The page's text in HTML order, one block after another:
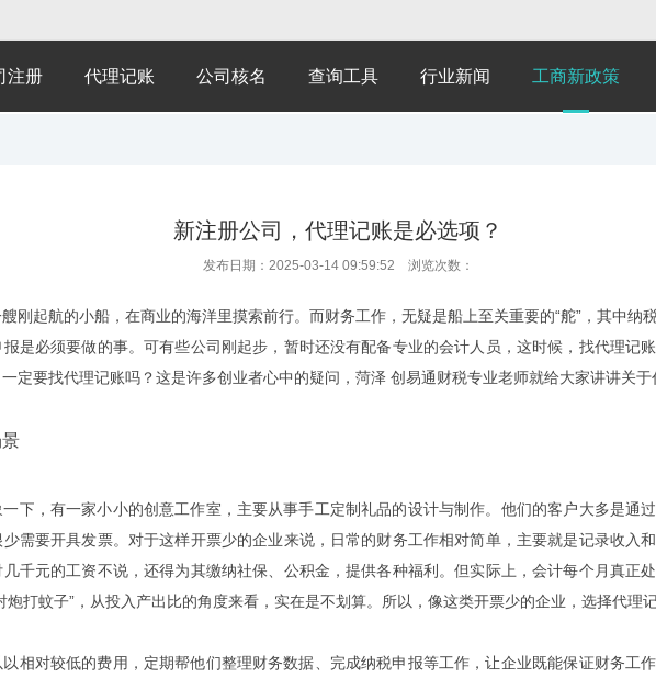
注册 代理记账 公司核名 查询工具 行业新闻 工商新政策
新注册公司，代理记账是必选项？
发布日期：2025-03-14 09:59:52 浏览次数：
刚起航的小船，在商业的海洋里摸索前行。而财务工作，无疑是船上至关重要的“舵”，其中纳
是必须要做的事。可有些公司刚起步，暂时还没有配备专业的会计人员，这时候，找代理记
定要找代理记账吗？这是许多创业者心中的疑问，菏泽 创易通财税专业老师就给大家讲讲关于
下，有一家小小的创意工作室，主要从事手工定制礼品的设计与制作。他们的客户大多是通
少需要开具发票。对于这样开票少的企业来说，日常的财务工作相对简单，主要就是记录收入
千元的工资不说，还得为其缴纳社保、公积金，提供各种福利。但实际上，会计每个月真正
炮打蚊子”，从投入产出比的角度来看，实在是不划算。所以，像这类开票少的企业，选择代理
相对较低的费用，定期帮他们整理财务数据、完成纳税申报等工作，让企业既能保证财务工